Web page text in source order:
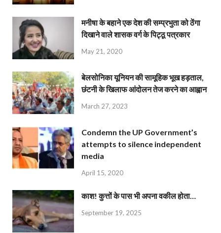
मनीषा के बहाने एक देश की सम्प्रभुता को ठेंगा
दिखाने वाले शासक वर्ग के पिट्ठू पत्रकार
May 21, 2020
बेलसोनिका यूनियन की सामूहिक भूख हड़ताल,
छंटनी के खिलाफ आंदोलन तेज करने का आह्वान
March 27, 2023
Condemn the UP Government’s
attempts to silence independent
media
April 15, 2020
काश! कुत्तों के पास भी अपना वकील होता…
September 19, 2025